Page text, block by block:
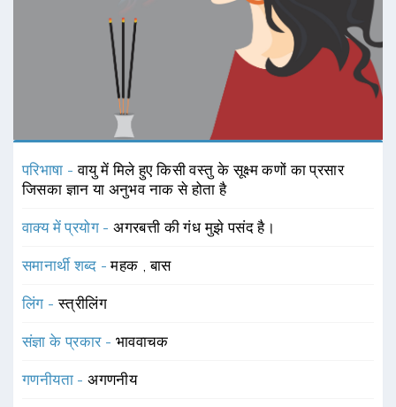
परिभाषा -वायु में मिले हुए किसी वस्तु के सूक्ष्म कणों का प्रसार
जिसका ज्ञान या अनुभव नाक से होता है
वाक्य में प्रयोग -अगरबत्ती की गंध मुझे पसंद है।
समानार्थी शब्द -महक ,बास
लिंग -स्त्रीलिंग
संज्ञा के प्रकार - भाववाचक
गणनीयता -अगणनीय